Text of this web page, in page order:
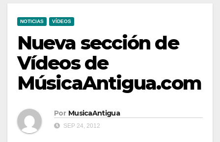
NOTICIAS VÍDEOS
Nueva sección de
Vídeos de
MúsicaAntigua.com
Por MusicaAntigua
SEP 24, 2012